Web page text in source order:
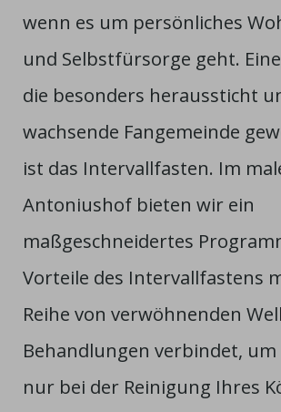
wenn es um persönliches
und Selbstfürsorge geht.
die besonders heraussticht
wachsende Fangemeinde
ist das Intervallfasten. Im
Antoniushof bieten wir ein
maßgeschneidertes
Vorteile des Intervallfastens
Reihe von verwöhnenden
Behandlungen verbindet,
nur bei der Reinigung Ihres